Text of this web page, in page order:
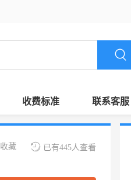
收费标准 联系客服
已有445人查看
收藏